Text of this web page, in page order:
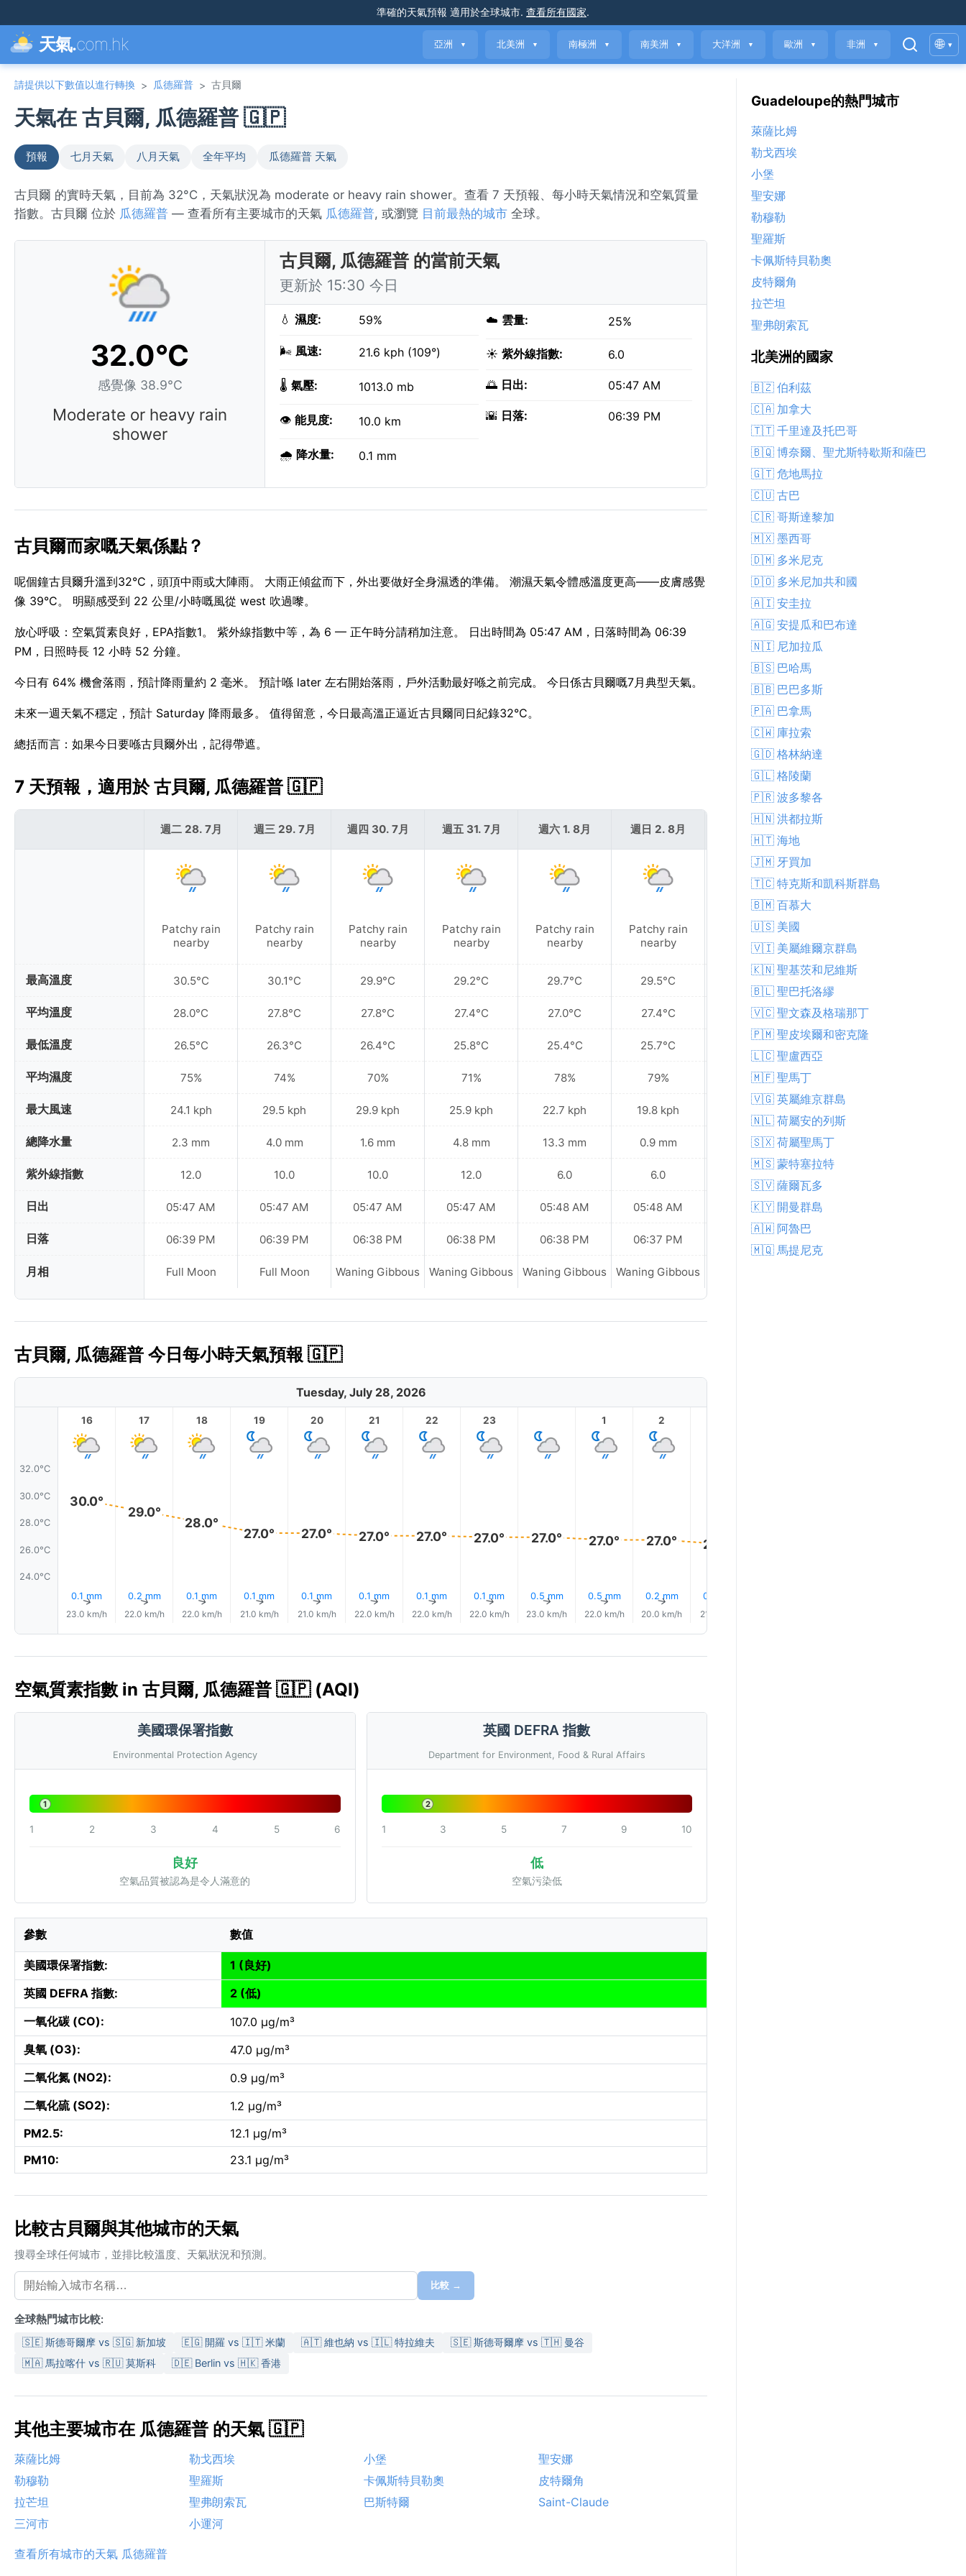
準確的天氣預報 適用於全球城市. 查看所有國家.
天氣.com.hk 亞洲 ▼ 北美洲 ▼ 南極洲 ▼ 南美洲 ▼ 大洋洲 ▼ 歐洲 ▼ 非洲 ▼ 🌐 ▾
請提供以下數值以進行轉換 > 瓜德羅普 > 古貝爾
天氣在 古貝爾, 瓜德羅普 🇬🇵
預報 七月天氣 八月天氣 全年平均 瓜德羅普 天氣
古貝爾 的實時天氣，目前為 32°C，天氣狀況為 moderate or heavy rain shower。查看 7 天預報、每小時天氣情況和空氣質量
指數。古貝爾 位於 瓜德羅普 — 查看所有主要城市的天氣 瓜德羅普, 或瀏覽 目前最熱的城市 全球。
32.0°C
感覺像 38.9°C
Moderate or heavy rain
shower
古貝爾, 瓜德羅普 的當前天氣
更新於 15:30 今日
💧 濕度: 59%
🌬️ 風速: 21.6 kph (109°)
🌡️ 氣壓: 1013.0 mb
👁️ 能見度: 10.0 km
🌧️ 降水量: 0.1 mm
☁️ 雲量: 25%
☀️ 紫外線指數: 6.0
🌅 日出: 05:47 AM
🌇 日落: 06:39 PM
古貝爾而家嘅天氣係點？
呢個鐘古貝爾升溫到32°C，頭頂中雨或大陣雨。 大雨正傾盆而下，外出要做好全身濕透的準備。 潮濕天氣令體感溫度更高——皮膚感覺
像 39°C。 明顯感受到 22 公里/小時嘅風從 west 吹過嚟。
放心呼吸：空氣質素良好，EPA指數1。 紫外線指數中等，為 6 — 正午時分請稍加注意。 日出時間為 05:47 AM，日落時間為 06:39
PM，日照時長 12 小時 52 分鐘。
今日有 64% 機會落雨，預計降雨量約 2 毫米。 預計喺 later 左右開始落雨，戶外活動最好喺之前完成。 今日係古貝爾嘅7月典型天氣。
未來一週天氣不穩定，預計 Saturday 降雨最多。 值得留意，今日最高溫正逼近古貝爾同日紀錄32°C。
總括而言：如果今日要喺古貝爾外出，記得帶遮。
7 天預報，適用於 古貝爾, 瓜德羅普 🇬🇵
最高溫度
平均溫度
最低溫度
平均濕度
最大風速
總降水量
紫外線指數
日出
日落
月相
週二 28. 7月
Patchy rain
nearby
30.5°C
28.0°C
26.5°C
75%
24.1 kph
2.3 mm
12.0
05:47 AM
06:39 PM
Full Moon
週三 29. 7月
Patchy rain
nearby
30.1°C
27.8°C
26.3°C
74%
29.5 kph
4.0 mm
10.0
05:47 AM
06:39 PM
Full Moon
週四 30. 7月
Patchy rain
nearby
29.9°C
27.8°C
26.4°C
70%
29.9 kph
1.6 mm
10.0
05:47 AM
06:38 PM
Waning Gibbous
週五 31. 7月
Patchy rain
nearby
29.2°C
27.4°C
25.8°C
71%
25.9 kph
4.8 mm
12.0
05:47 AM
06:38 PM
Waning Gibbous
週六 1. 8月
Patchy rain
nearby
29.7°C
27.0°C
25.4°C
78%
22.7 kph
13.3 mm
6.0
05:48 AM
06:38 PM
Waning Gibbous
週日 2. 8月
Patchy rain
nearby
29.5°C
27.4°C
25.7°C
79%
19.8 kph
0.9 mm
6.0
05:48 AM
06:37 PM
Waning Gibbous
週一 3. 8月
Patchy rain
nearby
27.6°C
75%
1.3 mm
05:48 AM
古貝爾, 瓜德羅普 今日每小時天氣預報 🇬🇵
Tuesday, July 28, 2026
32.0°C
30.0°C
28.0°C
26.0°C
24.0°C
16
30.0°
0.1 mm
↑
23.0 km/h
17
29.0°
0.2 mm
↑
22.0 km/h
18
28.0°
0.1 mm
↑
22.0 km/h
19
27.0°
0.1 mm
↑
21.0 km/h
20
27.0°
0.1 mm
↑
21.0 km/h
21
27.0°
0.1 mm
↑
22.0 km/h
22
27.0°
0.1 mm
↑
22.0 km/h
23
27.0°
0.1 mm
↑
22.0 km/h
27.0°
0.5 mm
↑
23.0 km/h
1
27.0°
0.5 mm
↑
22.0 km/h
2
27.0°
0.2 mm
↑
20.0 km/h
26.0°
0.2 mm
21.0 km/h
空氣質素指數 in 古貝爾, 瓜德羅普 🇬🇵 (AQI)
美國環保署指數
Environmental Protection Agency
1
1 2 3 4 5 6
良好
空氣品質被認為是令人滿意的
英國 DEFRA 指數
Department for Environment, Food & Rural Affairs
2
1 3 5 7 9 10
低
空氣污染低
參數 數值
美國環保署指數:
1 (良好)
英國 DEFRA 指數:
2 (低)
一氧化碳 (CO):
107.0 µg/m³
臭氧 (O3):
47.0 µg/m³
二氧化氮 (NO2):
0.9 µg/m³
二氧化硫 (SO2):
1.2 µg/m³
PM2.5:
12.1 µg/m³
PM10:
23.1 µg/m³
比較古貝爾與其他城市的天氣
搜尋全球任何城市，並排比較溫度、天氣狀況和預測。
比較 →
全球熱門城市比較:
🇸🇪 斯德哥爾摩 vs 🇸🇬 新加坡 🇪🇬 開羅 vs 🇮🇹 米蘭 🇦🇹 維也納 vs 🇮🇱 特拉維夫
🇸🇪 斯德哥爾摩 vs 🇹🇭 曼谷
🇲🇦 馬拉喀什 vs 🇷🇺 莫斯科
🇩🇪 Berlin vs 🇭🇰 香港
其他主要城市在 瓜德羅普 的天氣 🇬🇵
萊薩比姆 勒戈西埃 小堡
聖安娜
勒穆勒
聖羅斯 卡佩斯特貝勒奧
皮特爾角
拉芒坦
聖弗朗索瓦 巴斯特爾
Saint-Claude
三河市
小運河
查看所有城市的天氣 瓜德羅普
Guadeloupe的熱門城市
萊薩比姆
勒戈西埃
小堡
聖安娜
勒穆勒
聖羅斯
卡佩斯特貝勒奧
皮特爾角
拉芒坦
聖弗朗索瓦
北美洲的國家
🇧🇿 伯利茲
🇨🇦 加拿大
🇹🇹 千里達及托巴哥
🇧🇶 博奈爾、聖尤斯特歇斯和薩巴
🇬🇹 危地馬拉
🇨🇺 古巴
🇨🇷 哥斯達黎加
🇲🇽 墨西哥
🇩🇲 多米尼克
🇩🇴 多米尼加共和國
🇦🇮 安圭拉
🇦🇬 安提瓜和巴布達
🇳🇮 尼加拉瓜
🇧🇸 巴哈馬
🇧🇧 巴巴多斯
🇵🇦 巴拿馬
🇨🇼 庫拉索
🇬🇩 格林納達
🇬🇱 格陵蘭
🇵🇷 波多黎各
🇭🇳 洪都拉斯
🇭🇹 海地
🇯🇲 牙買加
🇹🇨 特克斯和凱科斯群島
🇧🇲 百慕大
🇺🇸 美國
🇻🇮 美屬維爾京群島
🇰🇳 聖基茨和尼維斯
🇧🇱 聖巴托洛繆
🇻🇨 聖文森及格瑞那丁
🇵🇲 聖皮埃爾和密克隆
🇱🇨 聖盧西亞
🇲🇫 聖馬丁
🇻🇬 英屬維京群島
🇳🇱 荷屬安的列斯
🇸🇽 荷屬聖馬丁
🇲🇸 蒙特塞拉特
🇸🇻 薩爾瓦多
🇰🇾 開曼群島
🇦🇼 阿魯巴
🇲🇶 馬提尼克